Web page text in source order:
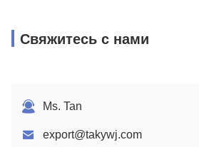
Свяжитесь с нами
Ms. Tan
export@takywj.com